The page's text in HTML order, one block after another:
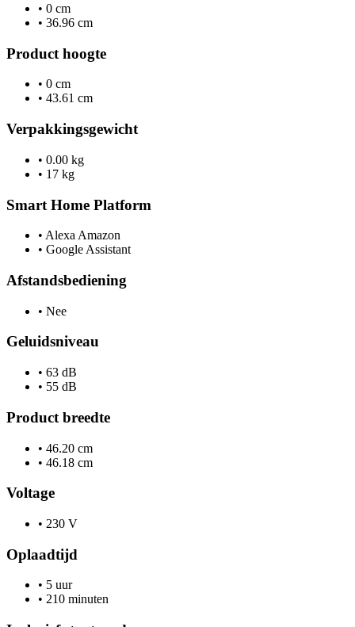
• 0 cm
• 36.96 cm
Product hoogte
• 0 cm
• 43.61 cm
Verpakkingsgewicht
• 0.00 kg
• 17 kg
Smart Home Platform
• Alexa Amazon
• Google Assistant
Afstandsbediening
• Nee
Geluidsniveau
• 63 dB
• 55 dB
Product breedte
• 46.20 cm
• 46.18 cm
Voltage
• 230 V
Oplaadtijd
• 5 uur
• 210 minuten